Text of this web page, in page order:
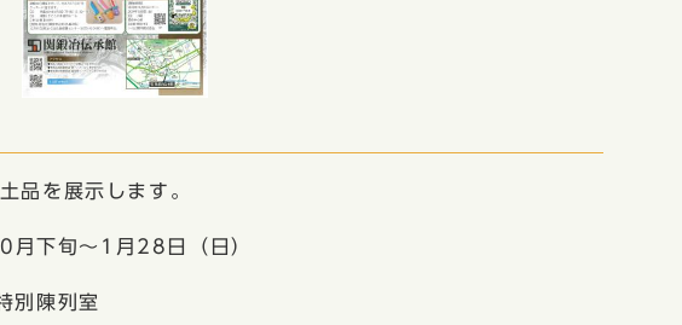
品を展示します。
旬～1月28日（日）
陳列室